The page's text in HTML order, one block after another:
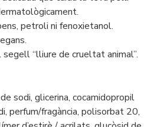
petroli ni fenoxietanol.
“lliure de crueltat animal”.
sodi, glicerina, cocamidopropil
perfum/fragància, polisorbat 20,